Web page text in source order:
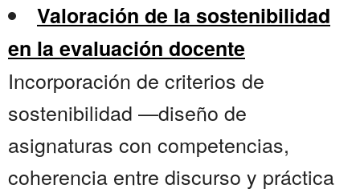
Valoración de la sostenibilidad
en la evaluación docente
Incorporación de criterios de
sostenibilidad —diseño de
asignaturas con competencias,
coherencia entre discurso y práctica